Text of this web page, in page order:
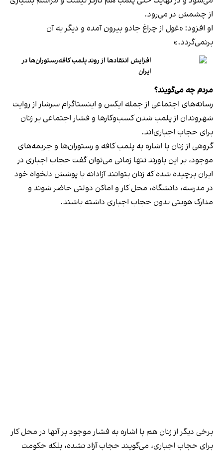
از چشمش در می‌رود.
او افزود: «غول از چراغ جادو بیرون آمده و دیگر به آن
برنمی‎‌گردد.»
افزایش انتقادها از روند پلمب کافه‌رستوران‌ها در
ایران
مردم چه می‌گویند؟
رسانه‎‌های اجتماعی از جمله ایکس و اینستاگرام سرشار از روایت
شهروندان از پلمب شدن کسب‌وکارها و فشار اجتماعی بر زنان
برای حجاب اجباری‌اند.
گروهی از زنان با اشاره به پلمب کافه و رستوران‌ها و جریمه‌های
موجود، بر این باورند تنها زمانی می‌توان گفت حجاب اجباری در
ایران برچیده شده که زنان بتوانند آزادانه با پوشش دلخواه خود
در مدرسه، دانشگاه، محل کار و اماکن دولتی حاضر شوند و
مدارک هویتی بدون حجاب اجباری داشته باشند.
برخی دیگر از زنان هم با اشاره به فشار موجود بر آنها در محل کار
برای حجاب اجباری، می‌گویند حجاب آزاد نشده، بلکه حکومت